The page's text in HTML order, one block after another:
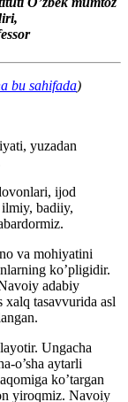
bu sahifada)
yuzadan
ijod
badiiy,
va mohiyatini
ko’pligidir.
adabiy
xalq tasavvurida asl
Ungacha
o’sha aytarli
ko’targan
yiroqmiz. Navoiy